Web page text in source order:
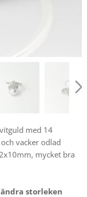
med 14
vacker odlad
mycket bra
storleken